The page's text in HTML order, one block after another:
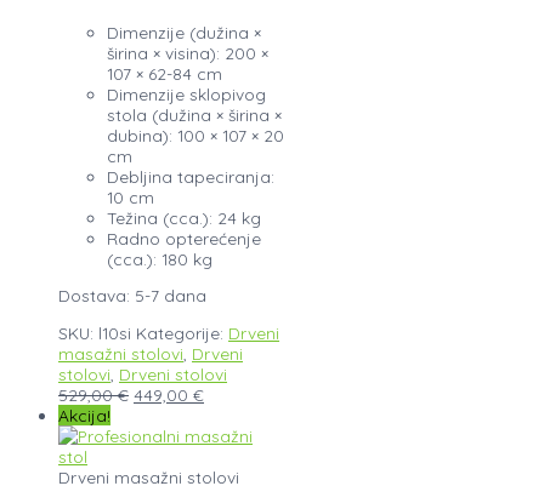
Dimenzije (dužina ×
širina × visina): 200 ×
107 × 62-84 cm
Dimenzije sklopivog
stola (dužina × širina ×
dubina): 100 × 107 × 20
cm
Debljina tapeciranja:
10 cm
Težina (cca.): 24 kg
Radno opterećenje
(cca.): 180 kg
Dostava: 5-7 dana
SKU: l10si Kategorije: Drveni
masažni stolovi Drveni
stolovi Drveni stolovi
529,00€ 449,00 €
Akcija!
Drveni masažni stolovi